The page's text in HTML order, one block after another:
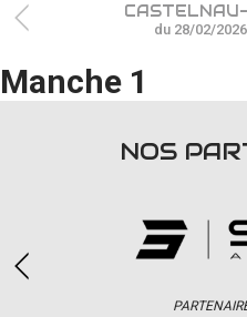
RÉSULTATS
PHOTOS / WEB TV
du 28/02/
Manche 1
NOS